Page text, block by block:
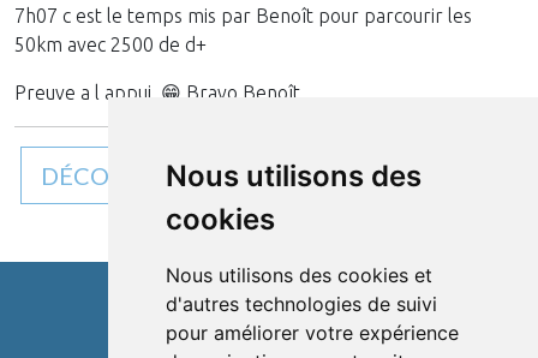
Nous utilisons des
cookies
Nous utilisons des cookies et
d'autres technologies de suivi
pour améliorer votre expérience
7h07 c est le temps mis par Benoît pour parcourir les
50km avec 2500 de d+
Preuve a l appui. 😁 Bravo Benoît
DÉCOUVREZ TOUTES NOS ACTUALITÉS
Cléon d'Andran